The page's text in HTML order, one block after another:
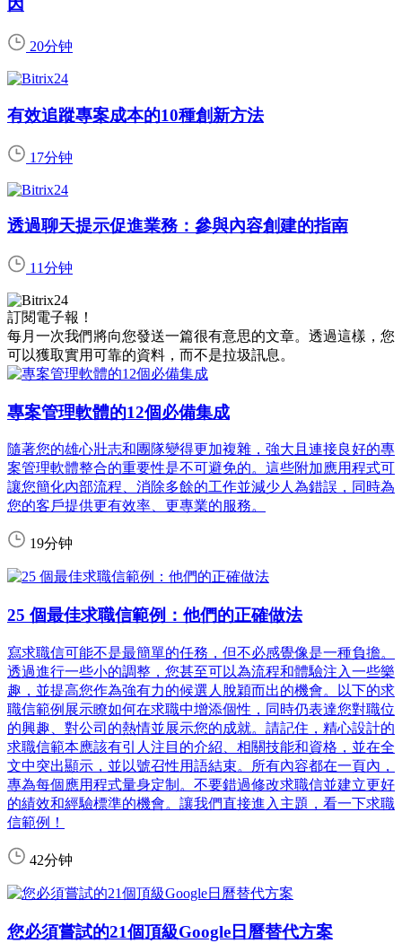
因
20分钟
有效追蹤專案成本的10種創新方法
17分钟
透過聊天提示促進業務：參與內容創建的指南
11分钟
訂閱電子報！
每月一次我們將向您發送一篇很有意思的文章。透過這樣，您
可以獲取實用可靠的資料，而不是拉圾訊息。
專案管理軟體的12個必備集成
隨著您的雄心壯志和團隊變得更加複雜，強大且連接良好的專
案管理軟體整合的重要性是不可避免的。這些附加應用程式可
讓您簡化內部流程、消除多餘的工作並減少人為錯誤，同時為
您的客戶提供更有效率、更專業的服務。
19分钟
25 個最佳求職信範例：他們的正確做法
寫求職信可能不是最簡單的任務，但不必感覺像是一種負擔。
透過進行一些小的調整，您甚至可以為流程和體驗注入一些樂
趣，並提高您作為強有力的候選人脫穎而出的機會。以下的求
職信範例展示瞭如何在求職中增添個性，同時仍表達您對職位
的興趣、對公司的熱情並展示您的成就。請記住，精心設計的
求職信範本應該有引人注目的介紹、相關技能和資格，並在全
文中突出顯示，並以號召性用語結束。所有內容都在一頁內，
專為每個應用程式量身定制。不要錯過修改求職信並建立更好
的績效和經驗標準的機會。讓我們直接進入主題，看一下求職
信範例！
42分钟
您必須嘗試的21個頂級Google日曆替代方案